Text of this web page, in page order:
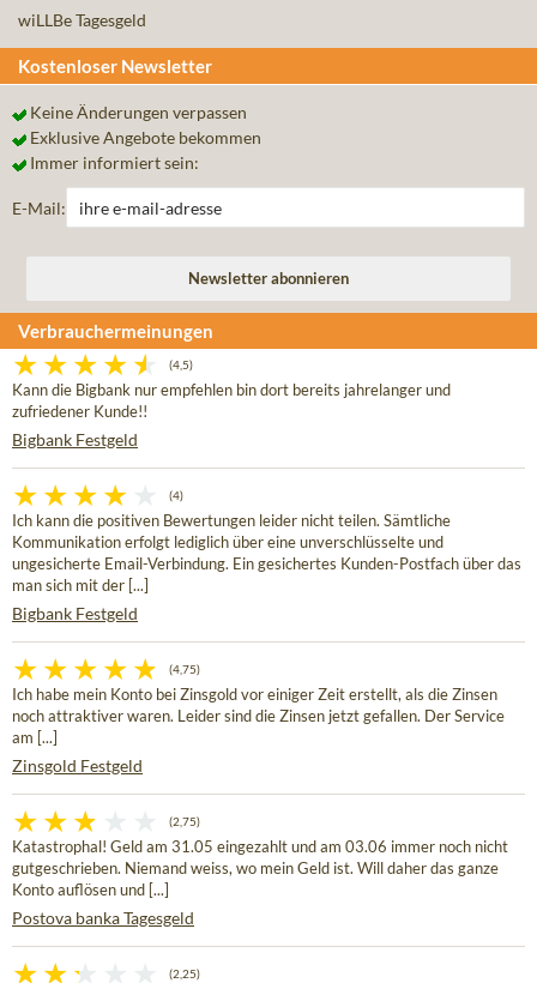
wiLLBe Tagesgeld
Kostenloser Newsletter
Keine Änderungen verpassen
Exklusive Angebote bekommen
Immer informiert sein:
E-Mail:
Verbrauchermeinungen
(4,5)
Kann die Bigbank nur empfehlen bin dort bereits jahrelanger und
zufriedener Kunde!!
Bigbank Festgeld
(4)
Ich kann die positiven Bewertungen leider nicht teilen. Sämtliche
Kommunikation erfolgt lediglich über eine unverschlüsselte und
ungesicherte Email-Verbindung. Ein gesichertes Kunden-Postfach über das
man sich mit der [...]
Bigbank Festgeld
(4,75)
Ich habe mein Konto bei Zinsgold vor einiger Zeit erstellt, als die Zinsen
noch attraktiver waren. Leider sind die Zinsen jetzt gefallen. Der Service
am [...]
Zinsgold Festgeld
(2,75)
Katastrophal! Geld am 31.05 eingezahlt und am 03.06 immer noch nicht
gutgeschrieben. Niemand weiss, wo mein Geld ist. Will daher das ganze
Konto auflösen und [...]
Postova banka Tagesgeld
(2,25)